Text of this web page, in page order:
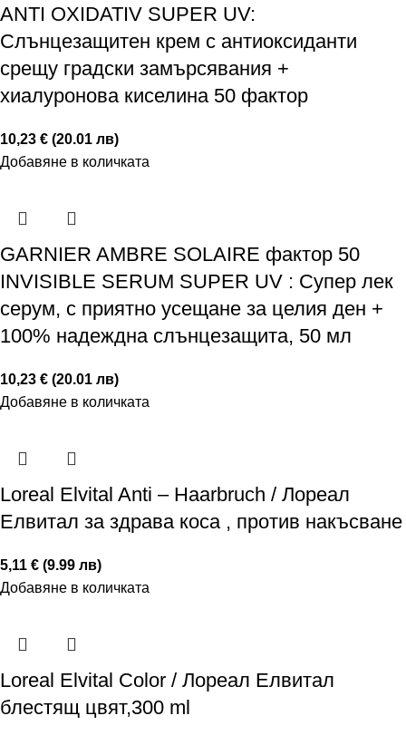
ANTI OXIDATIV SUPER UV:
Слънцезащитен крем с антиоксиданти
срещу градски замърсявания +
хиалуронова киселина 50 фактор
10,23 € (20.01 лв)
Добавяне в количката
GARNIER AMBRE SOLAIRE фактор 50
INVISIBLE SERUM SUPER UV : Супер лек
серум, с приятно усещане за целия ден +
100% надеждна слънцезащита, 50 мл
10,23 € (20.01 лв)
Добавяне в количката
Loreal Elvital Anti – Haarbruch / Лореал
Елвитал за здрава коса , против накъсване
5,11 € (9.99 лв)
Добавяне в количката
Loreal Elvital Color / Лореал Елвитал
блестящ цвят,300 ml